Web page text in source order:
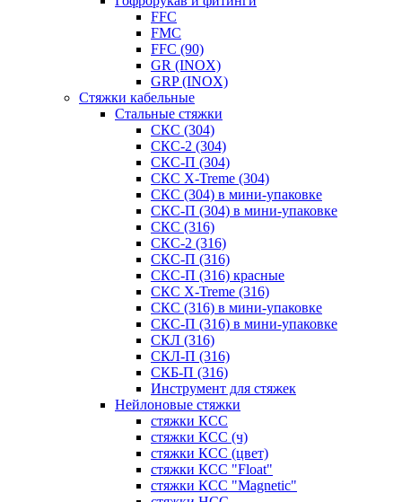
FFC
FMC
FFC (90)
GR (INOX)
GRP (INOX)
Cтяжки кабельные
Стальные стяжки
СКС (304)
СКС-2 (304)
СКС-П (304)
СКС X-Treme (304)
СКС (304) в мини-упаковке
СКС-П (304) в мини-упаковке
СКС (316)
СКС-2 (316)
СКС-П (316)
СКС-П (316) красные
СКС X-Treme (316)
СКС (316) в мини-упаковке
СКС-П (316) в мини-упаковке
СКЛ (316)
СКЛ-П (316)
СКБ-П (316)
Инструмент для стяжек
Нейлоновые стяжки
стяжки КСС
стяжки КСС (ч)
стяжки КСС (цвет)
стяжки КСС "Float"
стяжки КСС "Magnetic"